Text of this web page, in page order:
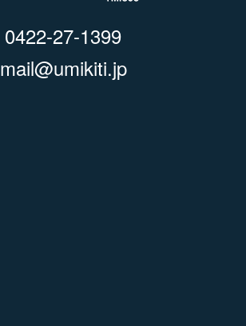
0422-27-1399
mail@umikiti.jp